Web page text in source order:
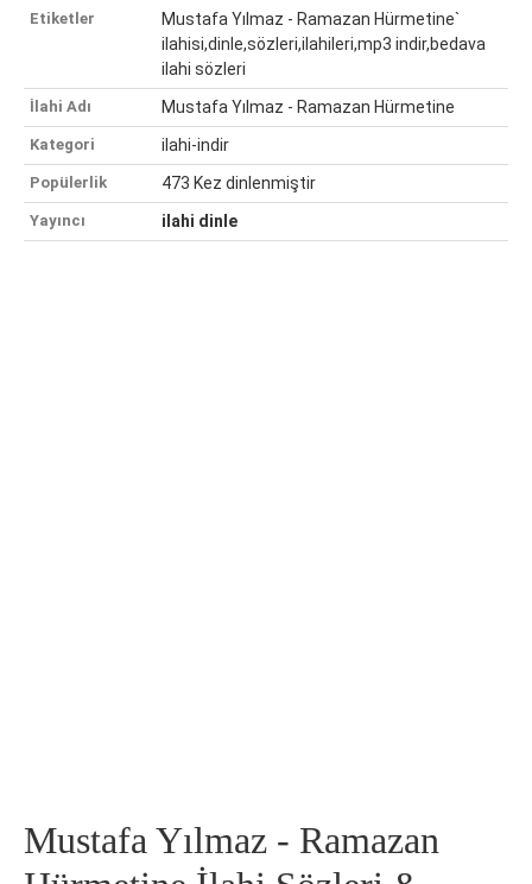
Etiketler
Mustafa Yılmaz - Ramazan Hürmetine`
ilahisi,dinle,sözleri,ilahileri,mp3 indir,bedava
ilahi sözleri
İlahi Adı Mustafa Yılmaz - Ramazan Hürmetine
Kategori ilahi-indir
Popülerlik 473 Kez dinlenmiştir
Yayıncı ilahi dinle
Mustafa Yılmaz - Ramazan